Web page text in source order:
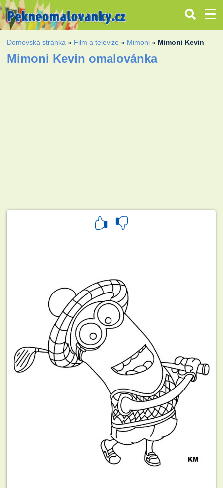
Domovská stránka » Film a televize » Mimoni » Mimoni Kevin
Mimoni Kevin omalovánka